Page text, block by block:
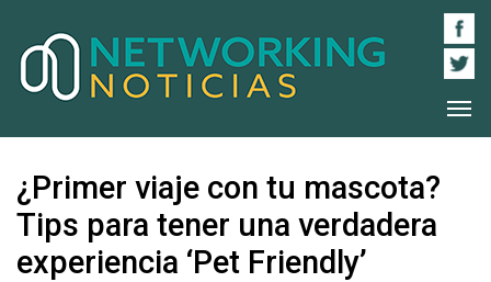
¿Primer viaje con tu mascota?
Tips para tener una verdadera
experiencia ‘Pet Friendly’